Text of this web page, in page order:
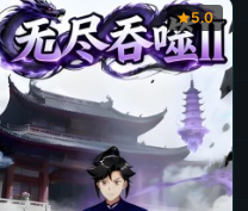
5.0